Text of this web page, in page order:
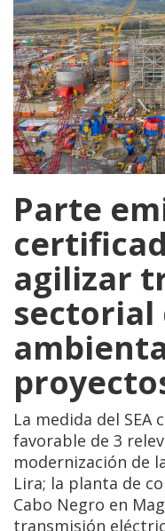
Parte
agilizar
sectorial
La medida del SEA
favorable de 3
modernización de
Lira; la planta de
Cabo Negro en
transmisión